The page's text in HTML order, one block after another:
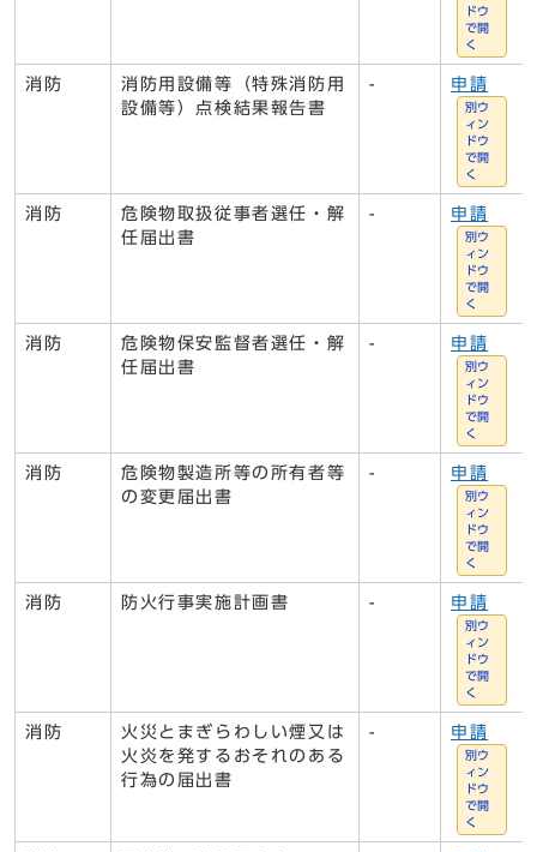
ドウ
で開
く
消防
消防用設備等（特殊消防用
設備等）点検結果報告書
- 申請
別ウ
ィン
ドウ
で開
く
消防
危険物取扱従事者選任・解
任届出書
- 申請
別ウ
ィン
ドウ
で開
く
消防
危険物保安監督者選任・解
任届出書
- 申請
別ウ
ィン
ドウ
で開
く
消防
危険物製造所等の所有者等
の変更届出書
- 申請
別ウ
ィン
ドウ
で開
く
消防 防火行事実施計画書 - 申請
別ウ
ィン
ドウ
で開
く
消防
火災とまぎらわしい煙又は
火炎を発するおそれのある
行為の届出書
- 申請
別ウ
ィン
ドウ
で開
く